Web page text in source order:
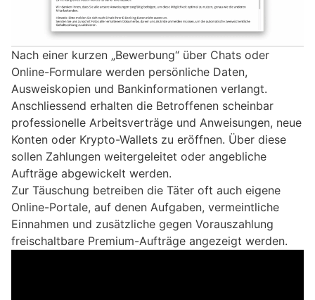
Nach einer kurzen „Bewerbung“ über Chats oder
Online-Formulare werden persönliche Daten,
Ausweiskopien und Bankinformationen verlangt.
Anschliessend erhalten die Betroffenen scheinbar
professionelle Arbeitsverträge und Anweisungen, neue
Konten oder Krypto-Wallets zu eröffnen. Über diese
sollen Zahlungen weitergeleitet oder angebliche
Aufträge abgewickelt werden.
Zur Täuschung betreiben die Täter oft auch eigene
Online-Portale, auf denen Aufgaben, vermeintliche
Einnahmen und zusätzliche gegen Vorauszahlung
freischaltbare Premium-Aufträge angezeigt werden.